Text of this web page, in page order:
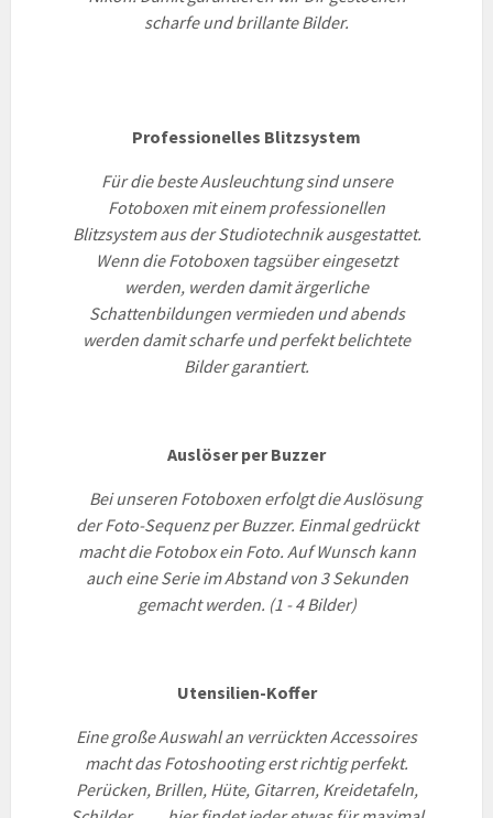
scharfe und brillante Bilder.
Professionelles Blitzsystem
Für die beste Ausleuchtung sind unsere
Fotoboxen mit einem professionellen
Blitzsystem aus der Studiotechnik ausgestattet.
Wenn die Fotoboxen tagsüber eingesetzt
werden, werden damit ärgerliche
Schattenbildungen vermieden und abends
werden damit scharfe und perfekt belichtete
Bilder garantiert.
Auslöser per Buzzer
Bei unseren Fotoboxen erfolgt die Auslösung
der Foto-Sequenz per Buzzer. Einmal gedrückt
macht die Fotobox ein Foto. Auf Wunsch kann
auch eine Serie im Abstand von 3 Sekunden
gemacht werden. (1 - 4 Bilder)
Utensilien-Koffer
Eine große Auswahl an verrückten Accessoires
macht das Fotoshooting erst richtig perfekt.
Perücken, Brillen, Hüte, Gitarren, Kreidetafeln,